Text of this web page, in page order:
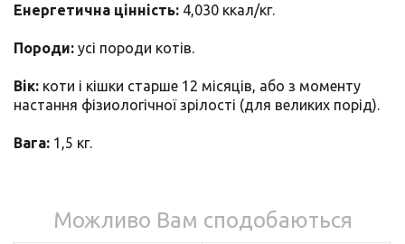
Енергетична цінність: 4,030 ккал/кг.
Породи: усі породи котів.
Вік: коти і кішки старше 12 місяців, або з моменту
настання фізиологічної зрілості (для великих порід).
Вага: 1,5 кг.
Можливо Вам сподобаються